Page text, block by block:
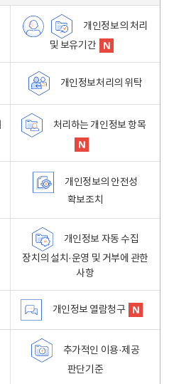
개인정보의 처리
및 보유기간
개인정보처리의 위탁
처리하는 개인정보 항목
개인정보의 안전성
확보조치
개인정보 자동 수집
장치의 설치·운영 및 거부에 관한
사항
개인정보 열람청구
추가적인 이용·제공
판단기준